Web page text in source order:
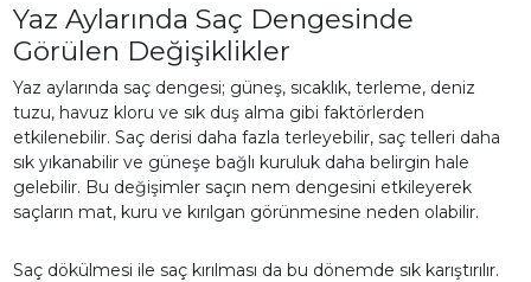
Yaz Aylarında Saç Dengesinde
Görülen Değişiklikler
Yaz aylarında saç dengesi; güneş, sıcaklık, terleme, deniz
tuzu, havuz kloru ve sık duş alma gibi faktörlerden
etkilenebilir. Saç derisi daha fazla terleyebilir, saç telleri daha
sık yıkanabilir ve güneşe bağlı kuruluk daha belirgin hale
gelebilir. Bu değişimler saçın nem dengesini etkileyerek
saçların mat, kuru ve kırılgan görünmesine neden olabilir.
Saç dökülmesi ile saç kırılması da bu dönemde sık karıştırılır.